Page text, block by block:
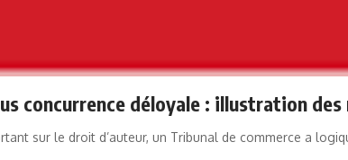
concurrence déloyale : illustration des
sur le droit d’auteur, un Tribunal de commerce a